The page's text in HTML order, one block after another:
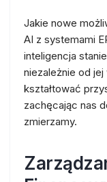
Jakie nowe
AI z systemami
inteligencja
niezależnie od
kształtować
zachęcając nas
zmierzamy.